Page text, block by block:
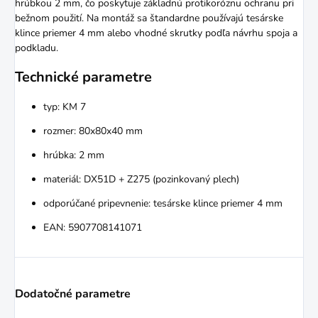
hrúbkou 2 mm, čo poskytuje základnú protikoróznu ochranu pri
bežnom použití. Na montáž sa štandardne používajú tesárske
klince priemer 4 mm alebo vhodné skrutky podľa návrhu spoja a
podkladu.
Technické parametre
typ: KM 7
rozmer: 80x80x40 mm
hrúbka: 2 mm
materiál: DX51D + Z275 (pozinkovaný plech)
odporúčané pripevnenie: tesárske klince priemer 4 mm
EAN: 5907708141071
Dodatočné parametre